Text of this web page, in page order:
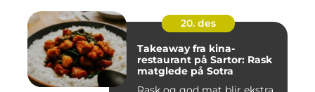
20. des
Takeaway fra kina-
restaurant på Sartor: Rask
matglede på Sotra